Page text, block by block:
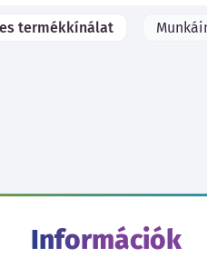
termékkínálat
Információk